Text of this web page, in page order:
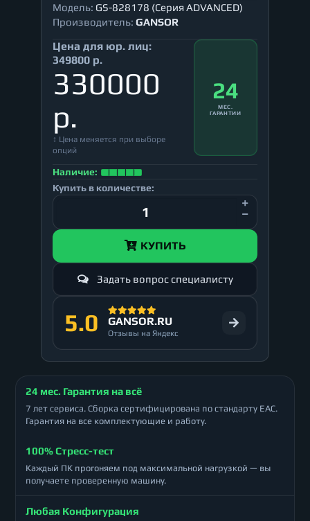
Модель: GS-828178 (Серия ADVANCED)
Производитель: GANSOR
Цена для юр. лиц:
349800 р.
330000
р.
↕ Цена меняется при выборе
опций
24
МЕС.
ГАРАНТИИ
Наличие:
Купить в количестве:
КУПИТЬ
Задать вопрос специалисту
5.0 GANSOR.RU
Отзывы на Яндекс
24 мес. Гарантия на всё
7 лет сервиса. Сборка сертифицирована по стандарту ЕАС.
Гарантия на все комплектующие и работу.
100% Стресс-тест
Каждый ПК прогоняем под максимальной нагрузкой — вы
получаете проверенную машину.
Любая Конфигурация